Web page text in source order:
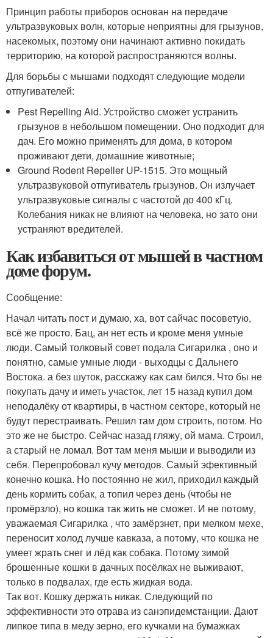
Принцип работы приборов основан на передаче
ультразвуковых волн, которые неприятны для грызунов,
насекомых, поэтому они начинают активно покидать
территорию, на которой распространяются волны.
Для борьбы с мышами подходят следующие модели
отпугивателей:
Pest Repelling Aid. Устройство сможет устранить
грызунов в небольшом помещении. Оно подходит для
дач. Его можно применять для дома, в котором
проживают дети, домашние животные;
Ground Rodent Repeller UP-1515. Это мощный
ультразвуковой отпугиватель грызунов. Он излучает
ультразвуковые сигналы с частотой до 400 кГц.
Колебания никак не влияют на человека, но зато они
устраняют вредителей.
Как избавиться от мышей в частном
доме форум.
Сообщение:
Начал читать пост и думаю, ха, вот сайчас посоветую,
всё же просто. Бац, ан нет есть и кроме меня умные
люди. Самый толковый совет подала Сигарилка , оно и
понятно, самые умные люди - выходцы с Дальнего
Востока. а без шуток, расскажу как сам бился. Что бы не
покупать дачу и иметь участок, лет 15 назад купил дом
неподалёку от квартиры, в частном секторе, который не
будут перестраивать. Решил там дом строить, потом. Но
это же не быстро. Сейчас назад гляжу, ой мама. Строил,
а старый не ломал. Вот там меня мыши и выводили из
себя. Перепробовал кучу методов. Самый эфективный
конечно кошка. Но постоянно не жил, приходил каждый
день кормить собак, а топил через день (чтобы не
промёрзло), но кошка так жить не сможет. И не потому,
уважаемая Сигарилка , что замёрзнет, при мелком мехе,
переносит холод лучше кавказа, а потому, что кошка не
умеет жрать снег и лёд как собака. Потому зимой
брошенные кошки в дачных посёлках не выживают,
только в подвалах, где есть жидкая вода.
Так вот. Кошку держать никак. Следующий по
эффективности это отрава из санэпидемстанции. Дают
липкое типа в меду зерно, его кучками на бумажках